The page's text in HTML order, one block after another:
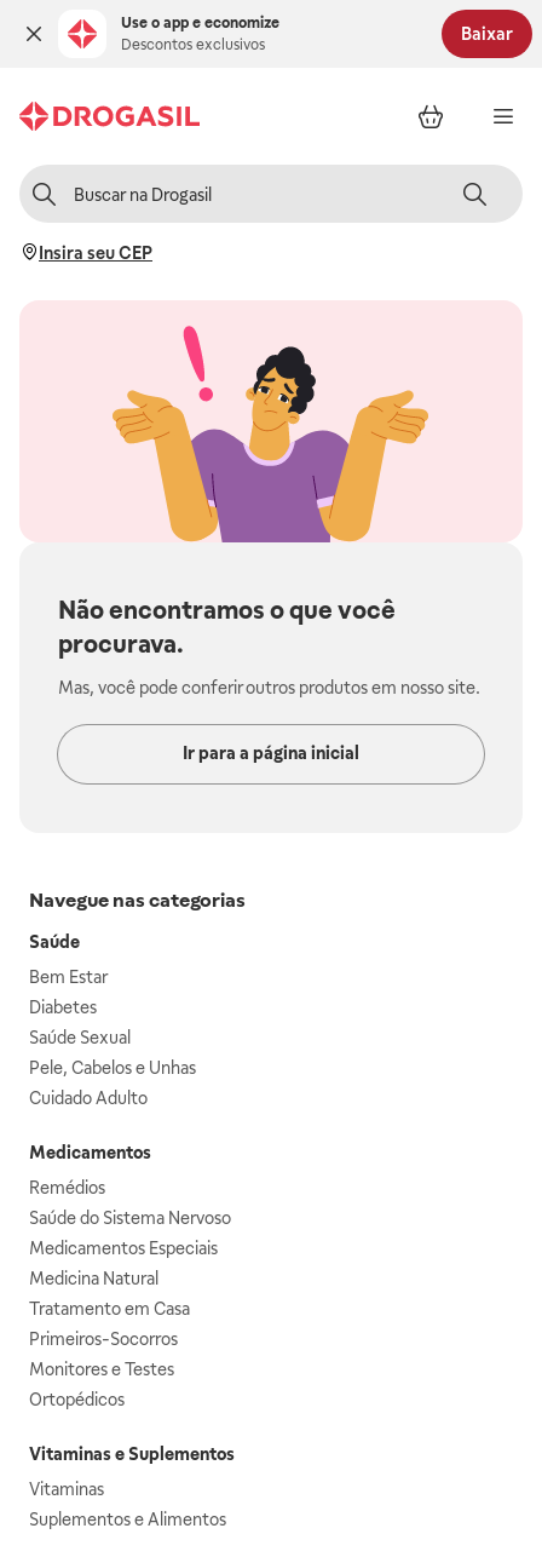
Use o app e economize
Descontos exclusivos
Baixar
Insira seu CEP
Não encontramos o que você
procurava.
Mas, você pode conferir outros produtos em nosso site.
Ir para a página inicial
Navegue nas categorias
Saúde
Bem Estar
Diabetes
Saúde Sexual
Pele, Cabelos e Unhas
Cuidado Adulto
Medicamentos
Remédios
Saúde do Sistema Nervoso
Medicamentos Especiais
Medicina Natural
Tratamento em Casa
Primeiros-Socorros
Monitores e Testes
Ortopédicos
Vitaminas e Suplementos
Vitaminas
Suplementos e Alimentos